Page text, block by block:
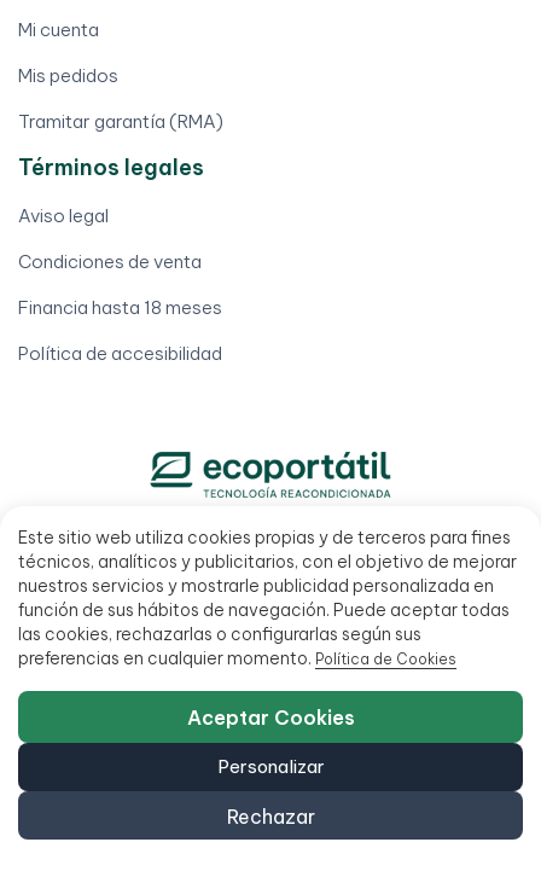
Este sitio web utiliza cookies propias y de terceros para fines
técnicos, analíticos y publicitarios, con el objetivo de mejorar
nuestros servicios y mostrarle publicidad personalizada en
función de sus hábitos de navegación. Puede aceptar todas
las cookies, rechazarlas o configurarlas según sus
preferencias en cualquier momento. Política de Cookies
Rechazar
Personalizar
Aceptar Cookies
Mi cuenta
Mis pedidos
Tramitar garantía (RMA)
Términos legales
Aviso legal
Condiciones de venta
Financia hasta 18 meses
Política de accesibilidad
951 20 47 46
C/ San Millán 27, 29013 Málaga, España
L - V 9:00 - 14:00 / 15:00 - 18:00